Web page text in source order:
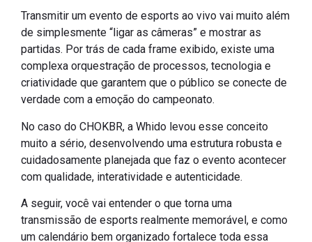
Transmitir um evento de esports ao vivo vai muito além
de simplesmente “ligar as câmeras” e mostrar as
partidas. Por trás de cada frame exibido, existe uma
complexa orquestração de processos, tecnologia e
criatividade que garantem que o público se conecte de
verdade com a emoção do campeonato.
No caso do CHOKBR, a Whido levou esse conceito
muito a sério, desenvolvendo uma estrutura robusta e
cuidadosamente planejada que faz o evento acontecer
com qualidade, interatividade e autenticidade.
A seguir, você vai entender o que torna uma
transmissão de esports realmente memorável, e como
um calendário bem organizado fortalece toda essa